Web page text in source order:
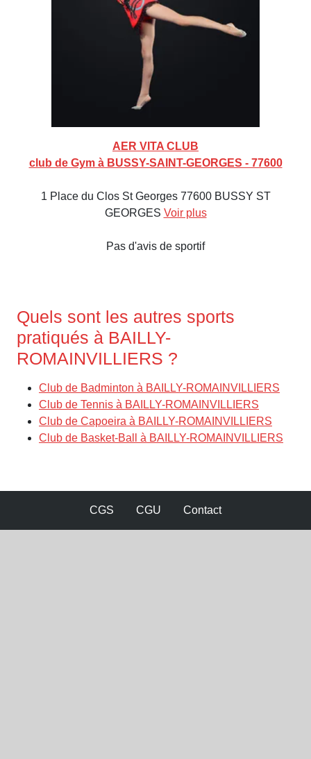
AER VITA CLUB
club de Gym à BUSSY-SAINT-GEORGES - 77600
1 Place du Clos St Georges 77600 BUSSY ST
GEORGES Voir plus
Pas d'avis de sportif
Quels sont les autres sports
pratiqués à BAILLY-
ROMAINVILLIERS ?
Club de Badminton à BAILLY-ROMAINVILLIERS
Club de Tennis à BAILLY-ROMAINVILLIERS
Club de Capoeira à BAILLY-ROMAINVILLIERS
Club de Basket-Ball à BAILLY-ROMAINVILLIERS
CGS CGU Contact